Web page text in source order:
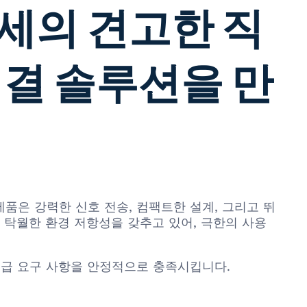
견고한 직
솔루션을 만
은 강력한 신호 전송, 컴팩트한 설계, 그리고 뛰
월한 환경 저항성을 갖추고 있어, 극한의 사용
요구 사항을 안정적으로 충족시킵니다.